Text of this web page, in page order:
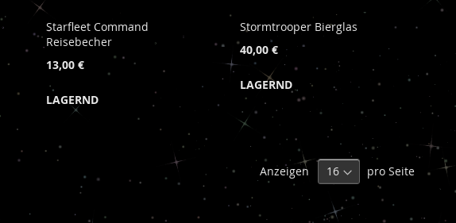
Starfleet Command
Reisebecher
13,00 €
LAGERND
Stormtrooper Bierglas
40,00 €
LAGERND
Anzeigen pro Seite